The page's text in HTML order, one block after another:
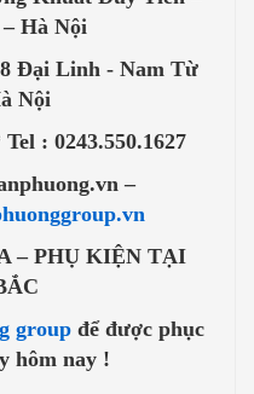
Hà Nội
Đại Linh - Nam Từ
Nội
: 0243.550.1627
–
– PHỤ KIỆN TẠI
groupđể được phục
hôm nay !